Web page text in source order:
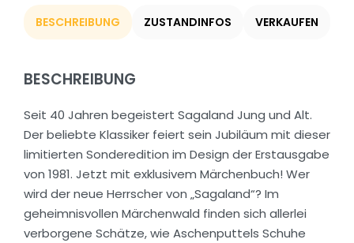
BESCHREIBUNG ZUSTANDINFOS VERKAUFEN
BESCHREIBUNG
Seit 40 Jahren begeistert Sagaland Jung und Alt.
Der beliebte Klassiker feiert sein Jubiläum mit dieser
limitierten Sonderedition im Design der Erstausgabe
von 1981. Jetzt mit exklusivem Märchenbuch! Wer
wird der neue Herrscher von „Sagaland“? Im
geheimnisvollen Märchenwald finden sich allerlei
verborgene Schätze, wie Aschenputtels Schuhe